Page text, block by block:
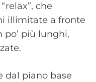
che
illimitate a fronte
più lunghi,
dal piano base